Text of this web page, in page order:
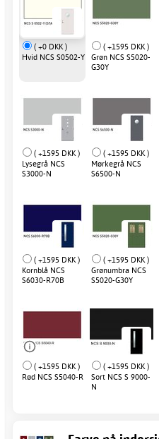
( +0 DKK )
Hvid NCS S0502-Y
( +1595 DKK )
Grøn NCS S5020-
G30Y
( +1595 DKK )
Lysegrå NCS
S3000-N
( +1595 DKK )
Mørkegrå NCS
S6500-N
( +1595 DKK )
Kornblå NCS
S6030-R70B
( +1595 DKK )
Grønumbra NCS
S5020-G30Y
( +1595 DKK )
Rød NCS S5040-R
( +1595 DKK )
Sort NCS S 9000-
N